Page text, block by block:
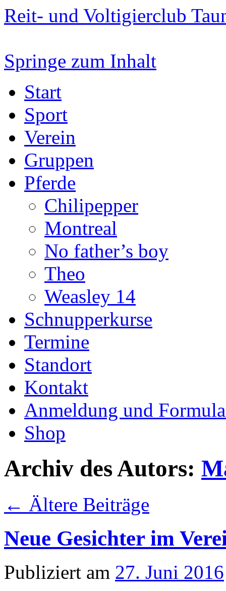
Reit- und Voltigierclub
Springe zum Inhalt
Start
Sport
Verein
Gruppen
Pferde
Chilipepper
Montreal
No father’s boy
Theo
Weasley 14
Schnupperkurse
Termine
Standort
Kontakt
Anmeldung und
Shop
Archiv des Autors:
← Ältere Beiträge
Neue Gesichter im
Publiziert am 27. Juni 2016